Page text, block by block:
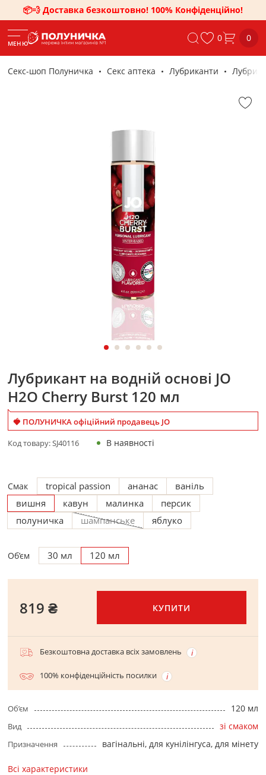
📦💨 Доставка безкоштовно! 100% Конфіденційно!
МЕНЮ 0 0
Секс-шоп Полуничка Секс аптека Лубриканти
Лубрикант на водній основі JO
H2O Cherry Burst 120 мл
🍓 ПОЛУНИЧКА офіційний продавець JO
Код товару:SJ40116 В наявності
Смак tropical passion ананас
ваніль
вишня
кавун малинка
персик
полуничка
шампанське яблуко
Об’єм 30 мл 120 мл
819 ₴ КУПИТИ
Безкоштовна доставка всіх замовлень
100% конфіденційність посилки
Об’єм 120 мл
Вид зі смаком
Призначення вагінальні, для кунілінгуса, для мінету
Всі характеристики